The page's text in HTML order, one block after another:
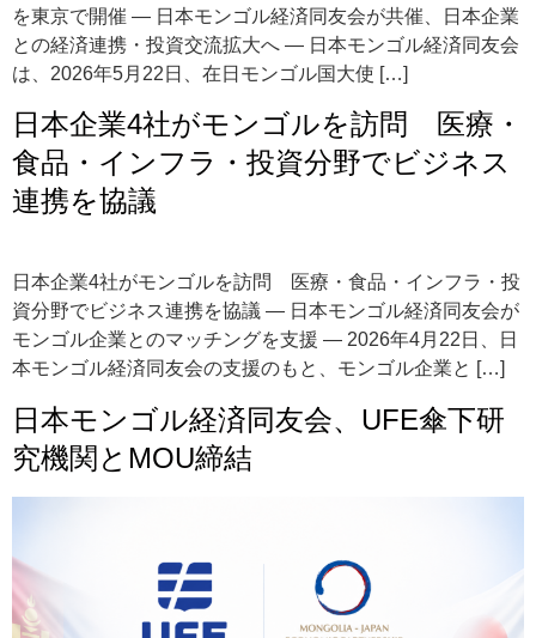
を東京で開催 ― 日本モンゴル経済同友会が共催、日本企業
との経済連携・投資交流拡大へ ― 日本モンゴル経済同友会
は、2026年5月22日、在日モンゴル国大使 […]
日本企業4社がモンゴルを訪問 医療・
食品・インフラ・投資分野でビジネス
連携を協議
日本企業4社がモンゴルを訪問 医療・食品・インフラ・投
資分野でビジネス連携を協議 ― 日本モンゴル経済同友会が
モンゴル企業とのマッチングを支援 ― 2026年4月22日、日
本モンゴル経済同友会の支援のもと、モンゴル企業と […]
日本モンゴル経済同友会、UFE傘下研
究機関とMOU締結